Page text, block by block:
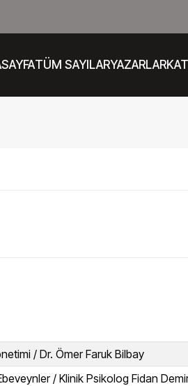
TÜM SAYILARYAZARLAR
/ Dr. Ömer Faruk Bilbay
/ Klinik Psikolog Fidan